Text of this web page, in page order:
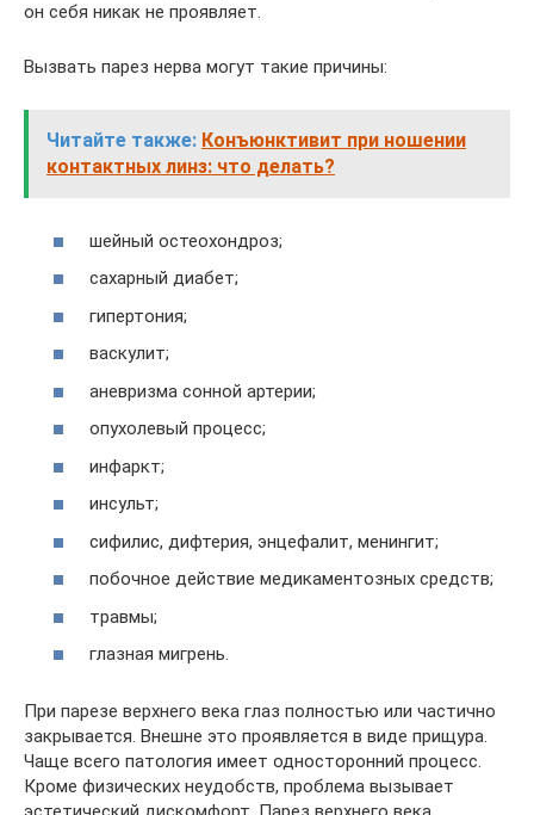
он себя никак не проявляет.
Вызвать парез нерва могут такие причины:
Читайте также: Конъюнктивит при ношении
контактных линз: что делать?
шейный остеохондроз;
сахарный диабет;
гипертония;
васкулит;
аневризма сонной артерии;
опухолевый процесс;
инфаркт;
инсульт;
сифилис, дифтерия, энцефалит, менингит;
побочное действие медикаментозных средств;
травмы;
глазная мигрень.
При парезе верхнего века глаз полностью или частично
закрывается. Внешне это проявляется в виде прищура.
Чаще всего патология имеет односторонний процесс.
Кроме физических неудобств, проблема вызывает